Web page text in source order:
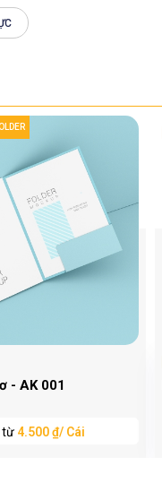
- AK 001
từ 4.500 ₫/ Cái